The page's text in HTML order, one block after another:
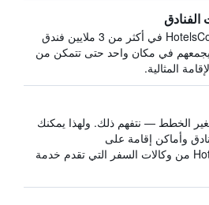
يبحث HotelsCombined في أكثر من 3 ملايين فندق
في مكان واحد حتى تتمكن من
المثالية.
الخطط — نتفهم ذلك. ولهذا يمكنك
وأماكن إقامة على
HotelsCombined من وكالات السفر التي تقدم خدمة